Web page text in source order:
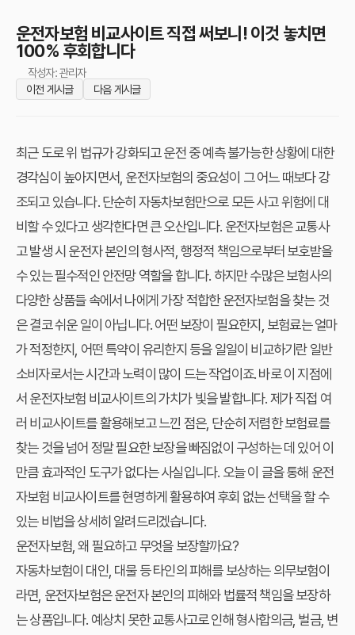
운전자보험 비교사이트 직접 써보니! 이것 놓치면
100% 후회합니다
작성자: 관리자
이전 게시글
다음 게시글
최근 도로 위 법규가 강화되고 운전 중 예측 불가능한 상황에 대한
경각심이 높아지면서, 운전자보험의 중요성이 그 어느 때보다 강
조되고 있습니다. 단순히 자동차보험만으로 모든 사고 위험에 대
비할 수 있다고 생각한다면 큰 오산입니다. 운전자보험은 교통사
고 발생 시 운전자 본인의 형사적, 행정적 책임으로부터 보호받을
수 있는 필수적인 안전망 역할을 합니다. 하지만 수많은 보험사의
다양한 상품들 속에서 나에게 가장 적합한 운전자보험을 찾는 것
은 결코 쉬운 일이 아닙니다. 어떤 보장이 필요한지, 보험료는 얼마
가 적정한지, 어떤 특약이 유리한지 등을 일일이 비교하기란 일반
소비자로서는 시간과 노력이 많이 드는 작업이죠. 바로 이 지점에
서 운전자보험 비교사이트의 가치가 빛을 발합니다. 제가 직접 여
러 비교사이트를 활용해보고 느낀 점은, 단순히 저렴한 보험료를
찾는 것을 넘어 정말 필요한 보장을 빠짐없이 구성하는 데 있어 이
만큼 효과적인 도구가 없다는 사실입니다. 오늘 이 글을 통해 운전
자보험 비교사이트를 현명하게 활용하여 후회 없는 선택을 할 수
있는 비법을 상세히 알려드리겠습니다.
운전자보험, 왜 필요하고 무엇을 보장할까요?
자동차보험이 대인, 대물 등 타인의 피해를 보상하는 의무보험이
라면, 운전자보험은 운전자 본인의 피해와 법률적 책임을 보장하
는 상품입니다. 예상치 못한 교통사고로 인해 형사합의금, 벌금, 변